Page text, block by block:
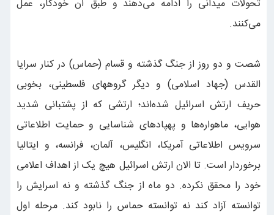
تحولات میدانی را ادامه می‌دهند و طبق آن خودکار، عمل
می‌کنند.
شصت و دو روز از جنگ گذشته و قسام (حماس) در کنار سرایا
القدس (جهاد اسلامی) و دیگر گروههای فلسطینی، بخوبی
حریف ارتش اسرائیل شده‌اند؛ ارتشی که از پشتبانی شدید
هوایی، ماهواره‌ها و پهپادهای شناسایی و حمایت اطلاعاتی
سرویس اطلاعاتی آمریکا، انگلیس، آلمان،‌ فرانسه، و ایتالیا
برخوردار است. تا الان ارتش اسرائیل هیچ یک از اهداف اعلامی
خود را محقق نکرده. دو ماه از جنگ گذشته و نه اسرایش را
توانسته آزاد کند نه توانسته حماس را نابود کند. مرحله اول